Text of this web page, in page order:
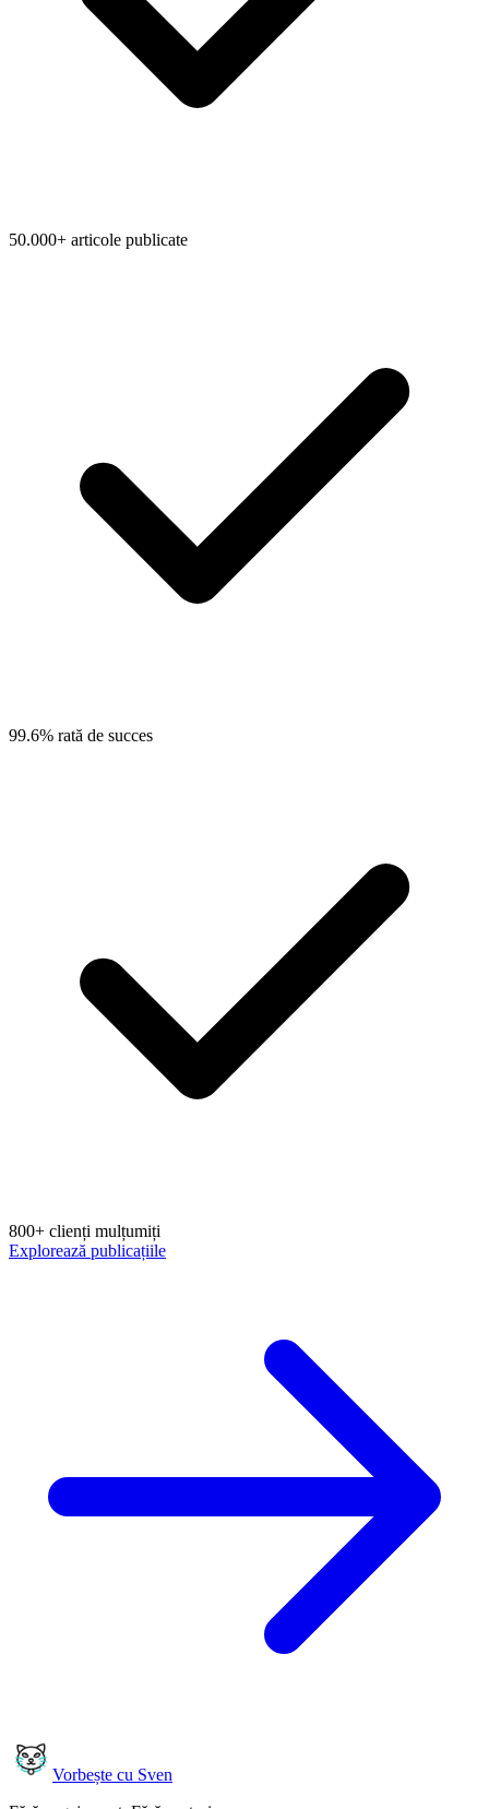
50.000+ articole publicate
99.6% rată de succes
800+ clienți mulțumiți
Explorează publicațiile
Vorbește cu Sven